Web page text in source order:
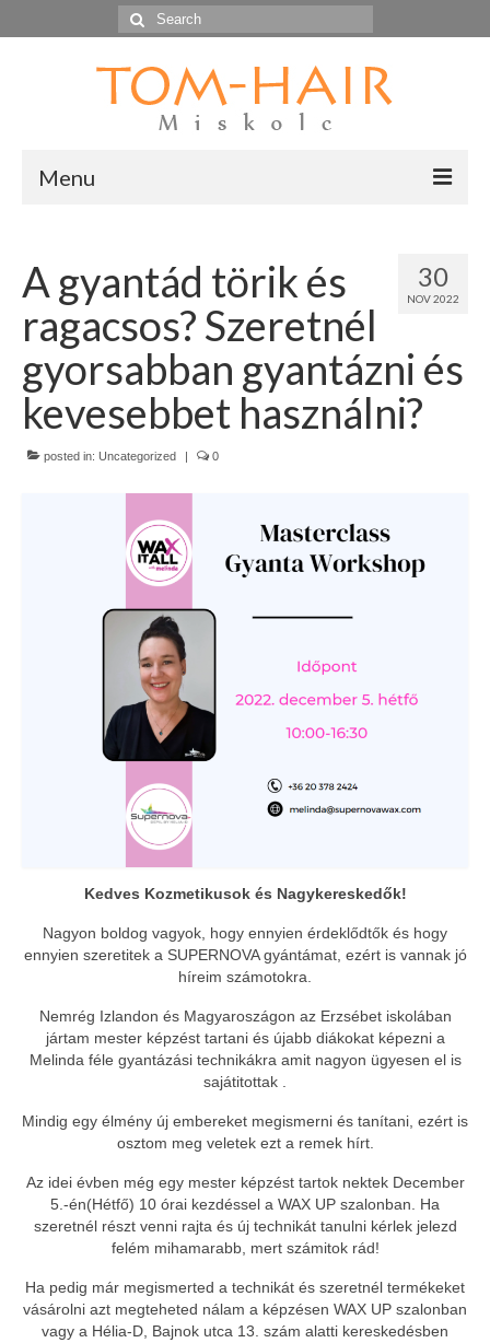
Search
for:
Menu
Hírek
Termékek
Kapcsolat
30
NOV 2022
A gyantád törik és
ragacsos? Szeretnél
gyorsabban gyantázni és
kevesebbet használni?
posted in: Uncategorized | 0
Kedves Kozmetikusok és Nagykereskedők!
Nagyon boldog vagyok, hogy ennyien érdeklődtők és hogy
ennyien szeretitek a SUPERNOVA gyántámat, ezért is vannak jó
híreim számotokra.
Nemrég Izlandon és Magyaroszágon az Erzsébet iskolában
jártam mester képzést tartani és újabb diákokat képezni a
Melinda féle gyantázási technikákra amit nagyon ügyesen el is
sajátitottak .
Mindig egy élmény új embereket megismerni és tanítani, ezért is
osztom meg veletek ezt a remek hírt.
Az idei évben még egy mester képzést tartok nektek December
5.-én(Hétfő) 10 órai kezdéssel a WAX UP szalonban. Ha
szeretnél részt venni rajta és új technikát tanulni kérlek jelezd
felém mihamarabb, mert számitok rád!
Ha pedig már megismerted a technikát és szeretnél termékeket
vásárolni azt megteheted nálam a képzésen WAX UP szalonban
vagy a Hélia-D, Bajnok utca 13. szám alatti kereskedésben